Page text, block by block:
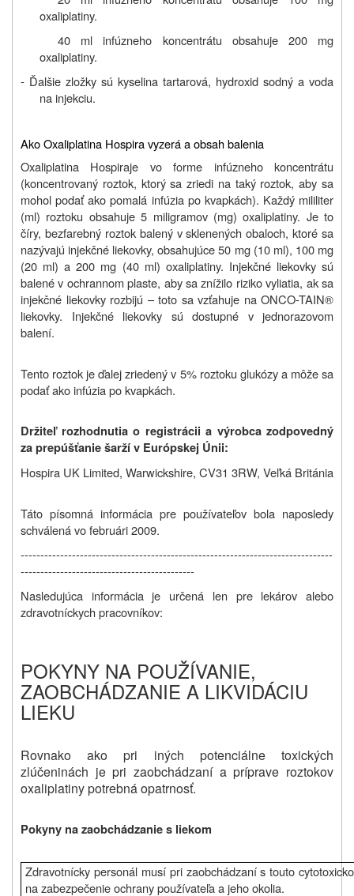
oxaliplatiny.
40 ml infúzneho koncentrátu obsahuje 200 mg
oxaliplatiny.
- Ďalšie zložky sú kyselina tartarová, hydroxid sodný a voda
na injekciu.
Ako Oxaliplatina Hospira vyzerá a obsah balenia
Oxaliplatina Hospiraje vo forme infúzneho koncentrátu
(koncentrovaný roztok, ktorý sa zriedi na taký roztok, aby sa
mohol podať ako pomalá infúzia po kvapkách). Každý mililiter
(ml) roztoku obsahuje 5 miligramov (mg) oxaliplatiny. Je to
číry, bezfarebný roztok balený v sklenených obaloch, ktoré sa
nazývajú injekčné liekovky, obsahujúce 50 mg (10 ml), 100 mg
(20 ml) a 200 mg (40 ml) oxaliplatiny. Injekčné liekovky sú
balené v ochrannom plaste, aby sa znížilo riziko vyliatia, ak sa
injekčné liekovky rozbijú – toto sa vzťahuje na ONCO-TAIN®
liekovky. Injekčné liekovky sú dostupné v jednorazovom
balení.
Tento roztok je ďalej zriedený v 5% roztoku glukózy a môže sa
podať ako infúzia po kvapkách.
Držiteľ rozhodnutia o registrácii a výrobca zodpovedný
za prepúšťanie šarží v Európskej Únii:
Hospira UK Limited, Warwickshire, CV31 3RW, Veľká Británia
Táto písomná informácia pre používateľov bola naposledy
schválená vo februári 2009.
-------------------------------------------------------------------------------
--------------------------------------------
Nasledujúca informácia je určená len pre lekárov alebo
zdravotníckych pracovníkov:
POKYNY NA POUŽÍVANIE,
ZAOBCHÁDZANIE A LIKVIDÁCIU
LIEKU
Rovnako ako pri iných potenciálne toxických
zlúčeninách je pri zaobchádzaní a príprave roztokov
oxaliplatiny potrebná opatrnosť.
Pokyny na zaobchádzanie s liekom
Zdravotnícky personál musí pri zaobchádzaní s touto
na zabezpečenie ochrany používateľa a jeho okolia.